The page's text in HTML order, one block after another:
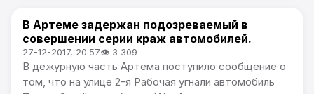
Происшествия
В Артеме задержан подозреваемый в
совершении серии краж автомобилей.
27-12-2017, 20:57👁 3 309
В дежурную часть Артема поступило сообщение о
том, что на улице 2-я Рабочая угнали автомобиль